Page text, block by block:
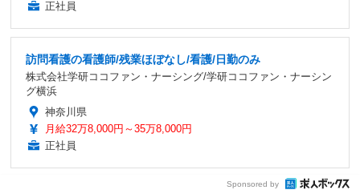
正社員
訪問看護の看護師/残業ほぼなし/看護/日勤のみ
株式会社学研ココファン・ナーシング/学研ココファン・ナーシン
グ横浜
神奈川県
月給32万8,000円～35万8,000円
正社員
Sponsored by